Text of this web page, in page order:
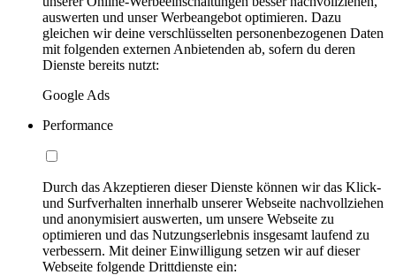
auswerten und unser Werbeangebot optimieren. Dazu
gleichen wir deine verschlüsselten personenbezogenen Daten
mit folgenden externen Anbietenden ab, sofern du deren
Dienste bereits nutzt:
Google Ads
Performance
Durch das Akzeptieren dieser Dienste können wir das Klick-
und Surfverhalten innerhalb unserer Webseite nachvollziehen
und anonymisiert auswerten, um unsere Webseite zu
optimieren und das Nutzungserlebnis insgesamt laufend zu
verbessern. Mit deiner Einwilligung setzen wir auf dieser
Webseite folgende Drittdienste ein: